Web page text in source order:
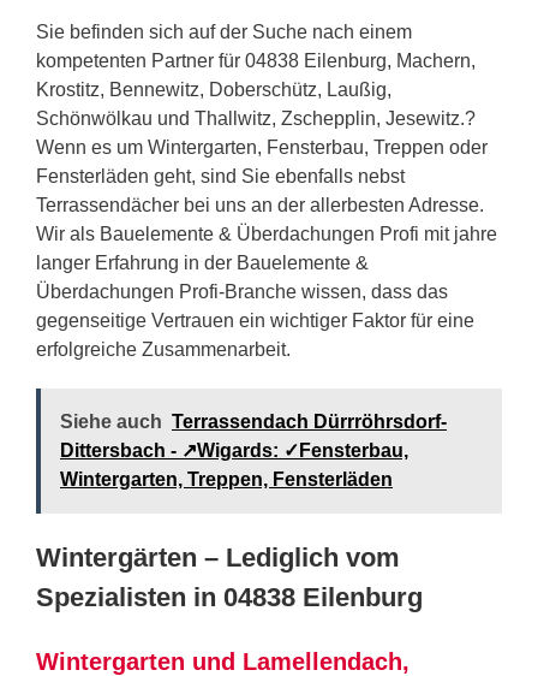
Sie befinden sich auf der Suche nach einem
kompetenten Partner für 04838 Eilenburg, Machern,
Krostitz, Bennewitz, Doberschütz, Laußig,
Schönwölkau und Thallwitz, Zschepplin, Jesewitz.?
Wenn es um Wintergarten, Fensterbau, Treppen oder
Fensterläden geht, sind Sie ebenfalls nebst
Terrassendächer bei uns an der allerbesten Adresse.
Wir als Bauelemente & Überdachungen Profi mit jahre
langer Erfahrung in der Bauelemente &
Überdachungen Profi-Branche wissen, dass das
gegenseitige Vertrauen ein wichtiger Faktor für eine
erfolgreiche Zusammenarbeit.
Siehe auch Terrassendach Dürrröhrsdorf-
Dittersbach - ↗️Wigards: ✓Fensterbau,
Wintergarten, Treppen, Fensterläden
Wintergärten – Lediglich vom
Spezialisten in 04838 Eilenburg
Wintergarten und Lamellendach,